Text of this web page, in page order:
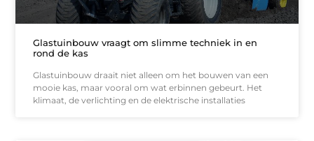
Glastuinbouw vraagt om slimme techniek in en
rond de kas
Glastuinbouw draait niet alleen om het bouwen van een
mooie kas, maar vooral om wat erbinnen gebeurt. Het
klimaat, de verlichting en de elektrische installaties